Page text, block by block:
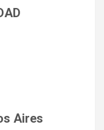
Aires